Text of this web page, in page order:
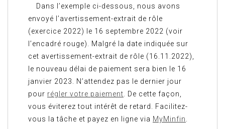
Dans l’exemple ci-dessous, nous avons
envoyé l’avertissement-extrait de rôle
(exercice 2022) le 16 septembre 2022 (voir
l’encadré rouge). Malgré la date indiquée sur
cet avertissement-extrait de rôle (16.11.2022),
le nouveau délai de paiement sera bien le 16
janvier 2023. N’attendez pas le dernier jour
pour régler votre paiement . De cette façon,
vous éviterez tout intérêt de retard. Facilitez-
vous la tâche et payez en ligne via MyMinfin